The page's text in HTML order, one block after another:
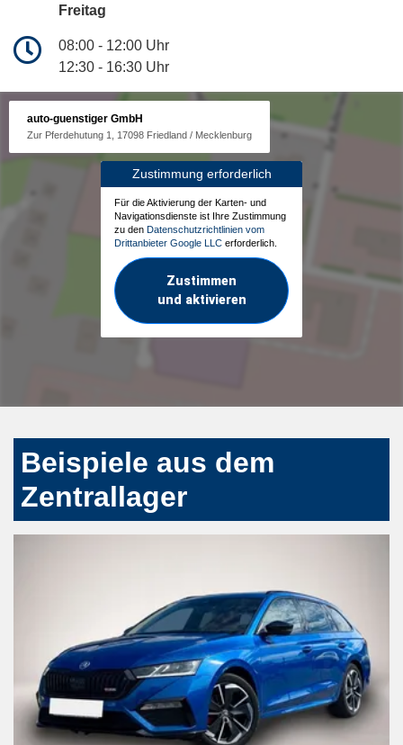
Freitag
08:00 - 12:00 Uhr
12:30 - 16:30 Uhr
auto-guenstiger GmbH
Zur Pferdehutung 1, 17098 Friedland / Mecklenburg
Zustimmung erforderlich
Für die Aktivierung der Karten- und
Navigationsdienste ist Ihre Zustimmung
zu den Datenschutzrichtlinien vom
Drittanbieter Google LLC erforderlich.
Zustimmen
und aktivieren
Beispiele aus dem
Zentrallager